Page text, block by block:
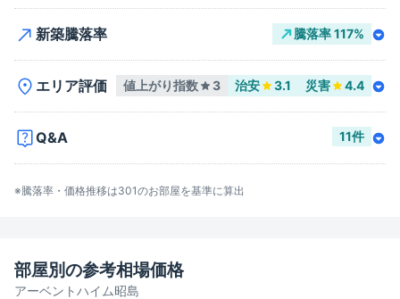
新築騰落率 騰落率117%
エリア評価 値上がり指数 3 治安 3.1 災害 4.4
Q&A 11件
※騰落率・価格推移は301のお部屋を基準に算出
アーベントハイム昭島
部屋別の参考相場価格